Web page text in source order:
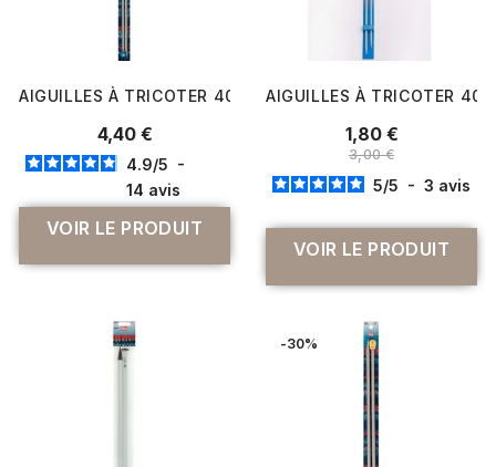
AIGUILLES À TRICOTER 40 CM ALUMINIUM N°2 À 7 -
4,40 €
4.9/5 -
14 avis
VOIR LE PRODUIT
AIGUILLES À TRICOTER 40
1,80 €
3,00 €
5/5 - 3 avis
VOIR LE PRODUIT
-30%